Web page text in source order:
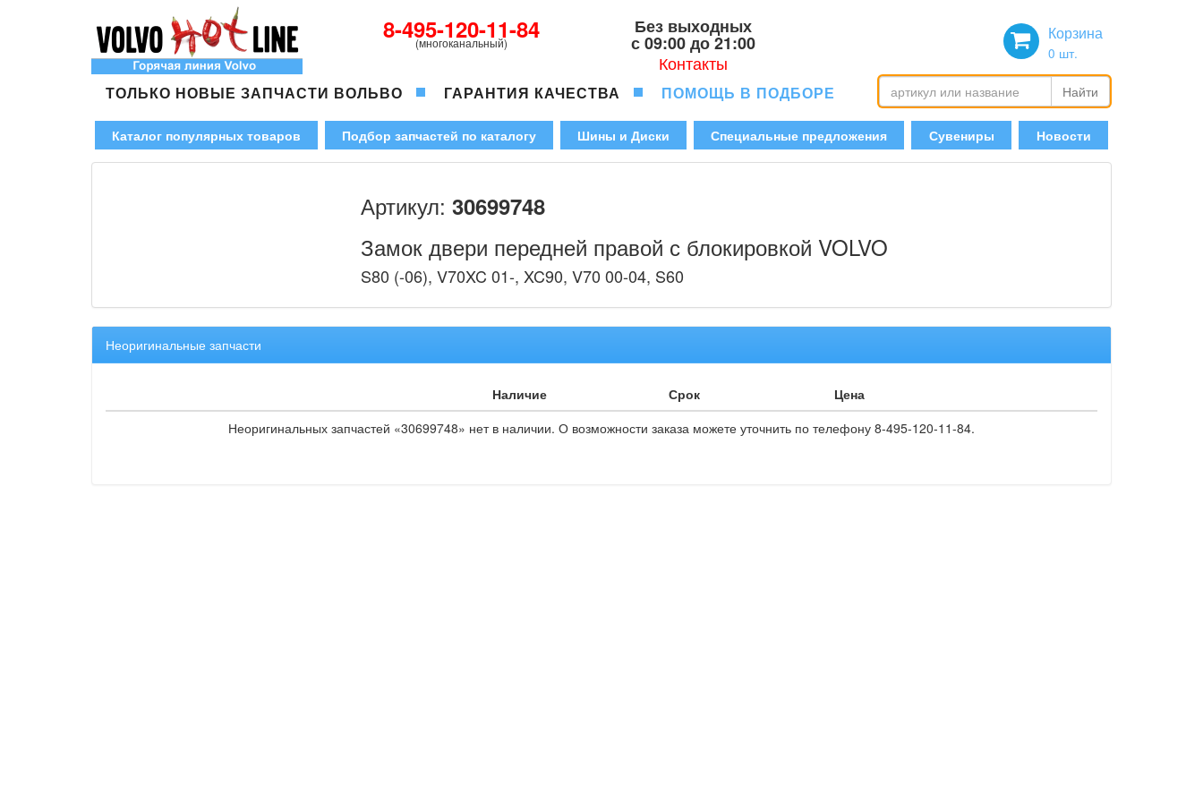
8-495-120-11-84
(многоканальный)
Без выходных
с 09:00 до 21:00
Контакты
Корзина
0 шт.
ТОЛЬКО НОВЫЕ ЗАПЧАСТИ ВОЛЬВО ГАРАНТИЯ КАЧЕСТВА ПОМОЩЬ В ПОДБОРЕ Найти
Каталог популярных товаров Подбор запчастей по каталогу Шины и Диски Специальные предложения Сувениры Новости
Артикул: 30699748
Замок двери передней правой с блокировкой VOLVO
S80 (-06), V70XC 01-, XC90, V70 00-04, S60
Неоригинальные запчасти
Наличие Срок
Цена
Неоригинальных запчастей «30699748» нет в наличии. О возможности заказа можете уточнить по телефону 8-495-120-11-84.